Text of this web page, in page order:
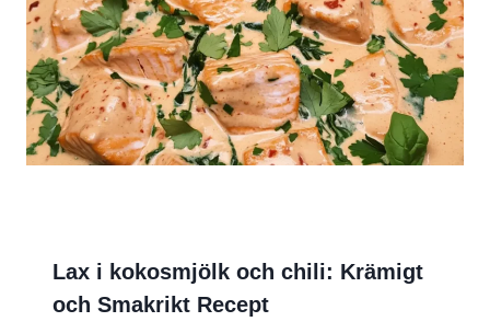
Lax i kokosmjölk och chili: Krämigt
och Smakrikt Recept